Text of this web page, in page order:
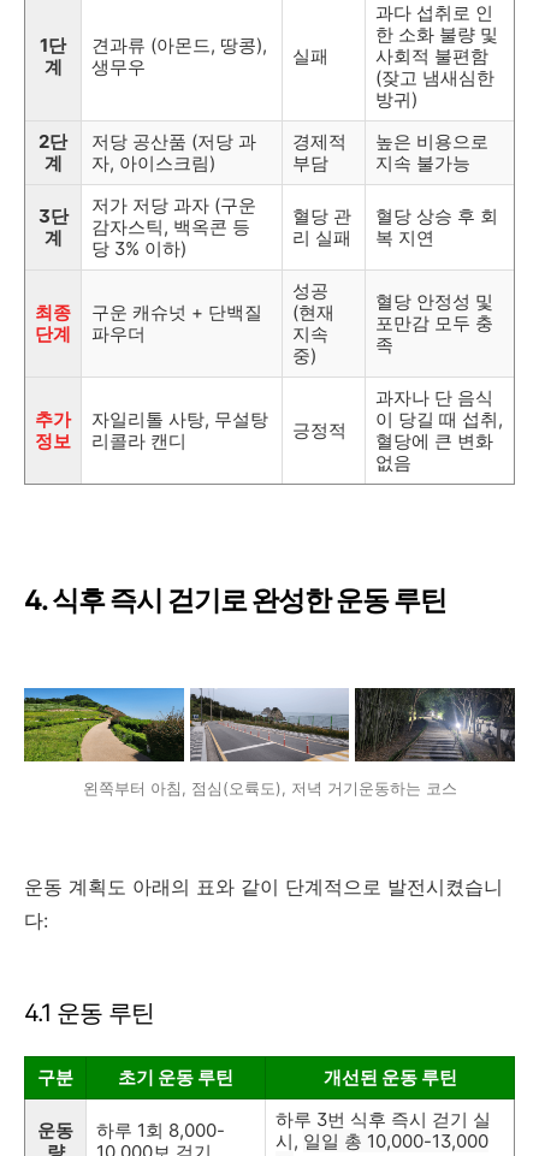
1단
계
견과류 (아몬드, 땅콩),
생무우
실패
과다 섭취로 인
한 소화 불량 및
사회적 불편함
(잦고 냄새심한
방귀)
2단
계
저당 공산품 (저당 과
자, 아이스크림)
경제적
부담
높은 비용으로
지속 불가능
3단
계
저가 저당 과자 (구운
감자스틱, 백옥콘 등
당 3% 이하)
혈당 관
리 실패
혈당 상승 후 회
복 지연
최종
단계
구운 캐슈넛 + 단백질
파우더
성공
(현재
지속
중)
혈당 안정성 및
포만감 모두 충
족
추가
정보
자일리톨 사탕, 무설탕
리콜라 캔디
긍정적
과자나 단 음식
이 당길 때 섭취,
혈당에 큰 변화
없음
4. 식후 즉시 걷기로 완성한 운동 루틴
왼쪽부터 아침, 점심(오륙도), 저녁 거기운동하는 코스
운동 계획도 아래의 표와 같이 단계적으로 발전시켰습니
다:
4.1 운동 루틴
구분 초기 운동 루틴 개선된 운동 루틴
운동
하루 1회 8,000-
하루 3번 식후 즉시 걷기 실
시, 일일 총 10,000-13,000